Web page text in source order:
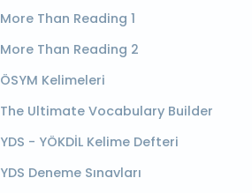
More Than Reading 1
More Than Reading 2
ÖSYM Kelimeleri
The Ultimate Vocabulary Builder
YDS - YÖKDİL Kelime Defteri
YDS Deneme Sınavları